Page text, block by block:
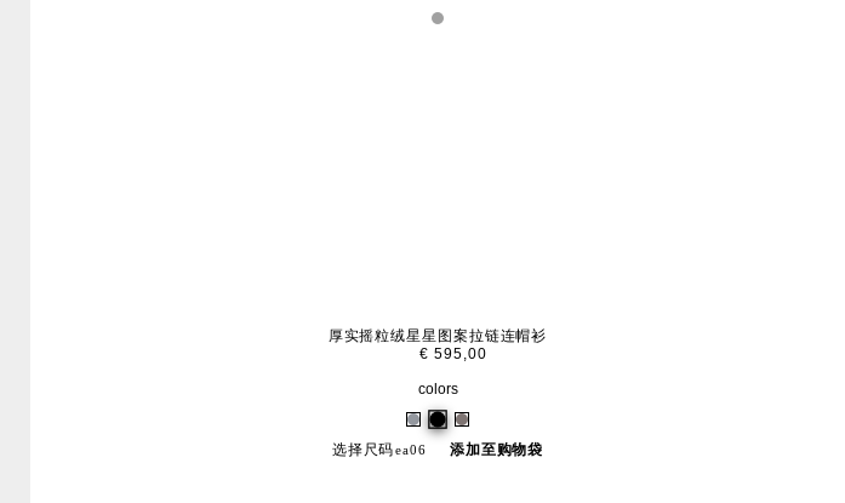
厚实摇粒绒星星图案拉链连帽衫
€ 595,00
colors
选择尺码 添加至购物袋